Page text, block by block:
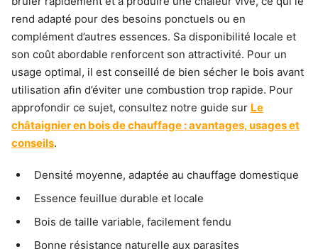
rend adapté pour des besoins ponctuels ou en
complément d’autres essences. Sa disponibilité locale et
son coût abordable renforcent son attractivité. Pour un
usage optimal, il est conseillé de bien sécher le bois avant
utilisation afin d’éviter une combustion trop rapide. Pour
approfondir ce sujet, consultez notre guide sur Le
châtaignier en bois de chauffage : avantages, usages et
conseils.
Densité moyenne, adaptée au chauffage domestique
Essence feuillue durable et locale
Bois de taille variable, facilement fendu
Bonne résistance naturelle aux parasites